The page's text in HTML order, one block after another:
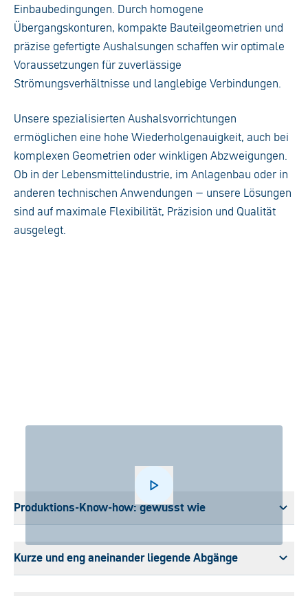
Einbaubedingungen. Durch homogene
Übergangskonturen, kompakte Bauteilgeometrien und
präzise gefertigte Aushalsungen schaffen wir optimale
Voraussetzungen für zuverlässige
Strömungsverhältnisse und langlebige Verbindungen.
Unsere spezialisierten Aushalsvorrichtungen
ermöglichen eine hohe Wiederholgenauigkeit, auch bei
komplexen Geometrien oder winkligen Abzweigungen.
Ob in der Lebensmittelindustrie, im Anlagenbau oder in
anderen technischen Anwendungen – unsere Lösungen
sind auf maximale Flexibilität, Präzision und Qualität
ausgelegt.
Play
Produktions-Know-how: gewusst wie
Kurze und eng aneinander liegende Abgänge